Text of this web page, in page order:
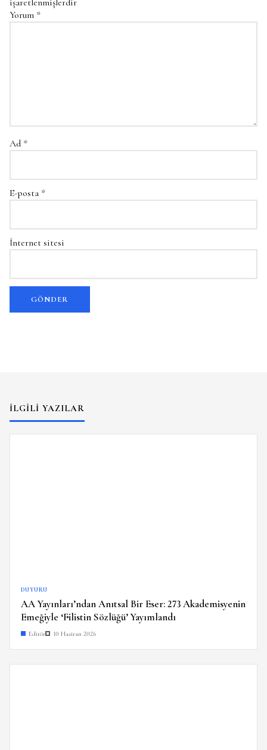
işaretlenmişlerdir
Yorum *
Ad *
E-posta *
İnternet sitesi
İLGILI YAZILAR
DUYURU
AA Yayınları’ndan Anıtsal Bir Eser: 273 Akademisyenin
Emeğiyle ‘Filistin Sözlüğü’ Yayımlandı
Editör 10 Haziran 2026